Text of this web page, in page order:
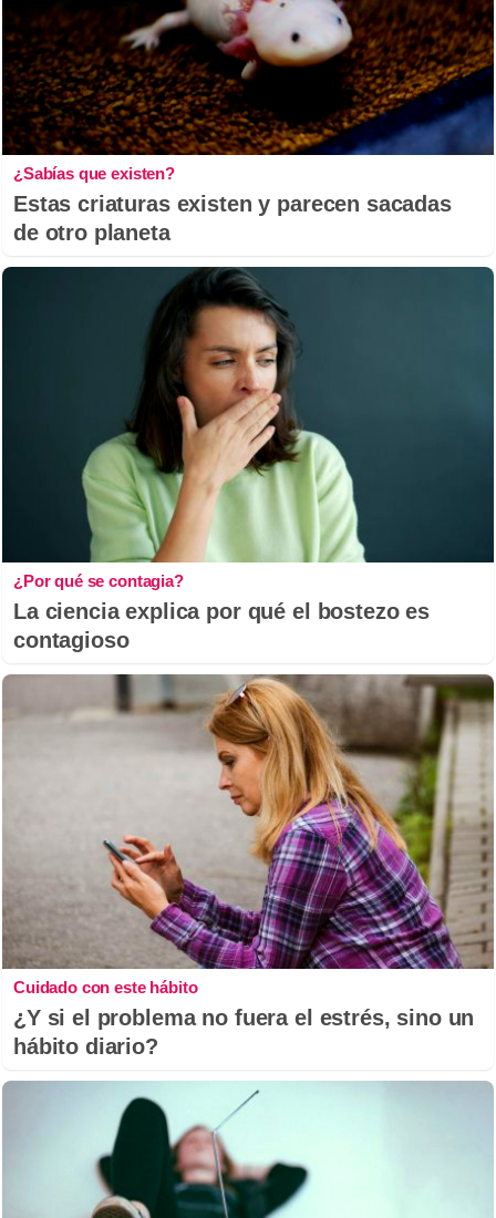
¿Sabías que existen?
Estas criaturas existen y parecen sacadas
de otro planeta
¿Por qué se contagia?
La ciencia explica por qué el bostezo es
contagioso
Cuidado con este hábito
¿Y si el problema no fuera el estrés, sino un
hábito diario?